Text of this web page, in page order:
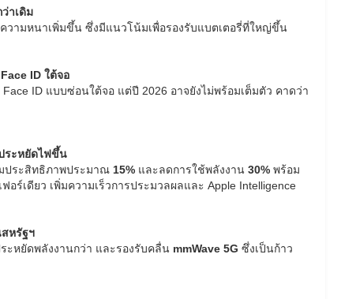
าเดิม
วามหนาเพิ่มขึ้น ซึ่งมีแนวโน้มเพื่อรองรับแบตเตอรี่ที่ใหญ่ขึ้น
ID ใต้จอ
ID แบบซ่อนใต้จอ แต่ปี 2026 อาจยังไม่พร้อมเต็มตัว คาดว่า
ระหยัดไฟขึ้น
ประสิทธิภาพประมาณ 15% และลดการใช้พลังงาน 30% พร้อม
อร์เดียว เพิ่มความเร็วการประมวลผลและ Apple Intelligence
หรัฐฯ
ะหยัดพลังงานกว่า และรองรับคลื่น mmWave 5G ซึ่งเป็นก้าว